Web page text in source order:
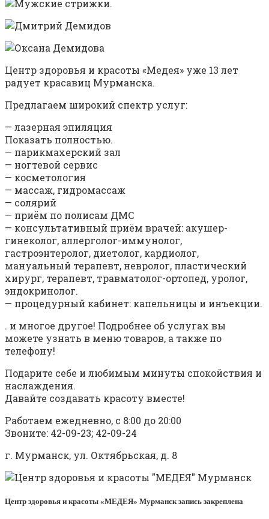
Центр здоровья и красоты «Медея» уже 13 лет
радует красавиц Мурманска.
Предлагаем широкий спектр услуг:
— лазерная эпиляция
Показать полностью.
— парикмахерский зал
— ногтевой сервис
— косметология
— массаж, гидромассаж
— солярий
— приём по полисам ДМС
— консультативный приём врачей: акушер-
гинеколог, аллерголог-иммунолог,
гастроэнтеролог, диетолог, кардиолог,
мануальный терапевт, невролог, пластический
хирург, терапевт, травматолог-ортопед, уролог,
эндокринолог.
— процедурный кабинет: капельницы и инъекции.
. и многое другое! Подробнее об услугах вы
можете узнать в меню товаров, а также по
телефону!
Подарите себе и любимым минуты спокойствия и
наслаждения.
Давайте создавать красоту вместе!
Работаем ежедневно, с 8:00 до 20:00
Звоните: 42-09-23; 42-09-24
г. Мурманск, ул. Октябрьская, д. 8
Центр здоровья и красоты «МЕДЕЯ» Мурманск запись закреплена